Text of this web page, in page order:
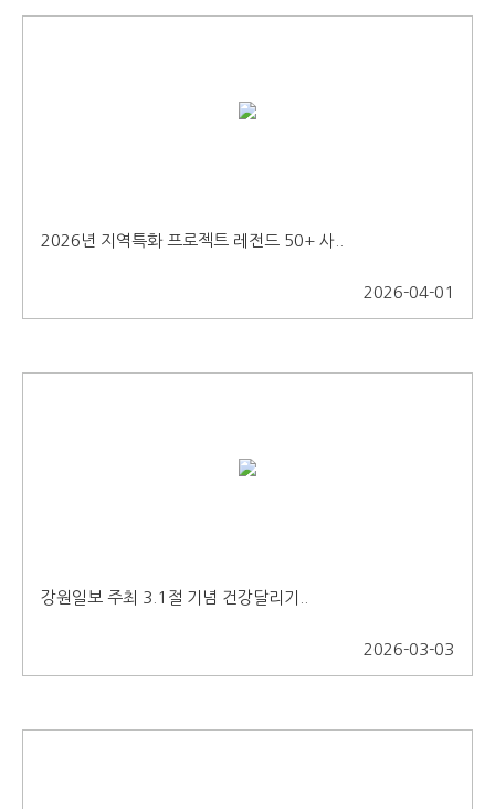
2026년 지역특화 프로젝트 레전드 50+ 사..
2026-04-01
강원일보 주최 3.1절 기념 건강달리기..
2026-03-03